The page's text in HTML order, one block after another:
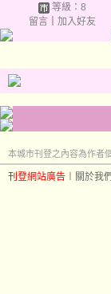
等級：8
留言｜ 加入好友
本城市刊登之內容為作者
刊登網站廣告 關於我